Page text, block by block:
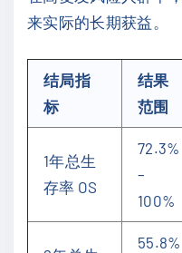
来实际的长期获益。
结局指
标
结果
范围
1年总生
存率 OS
72.3%
–
100%
55.8%